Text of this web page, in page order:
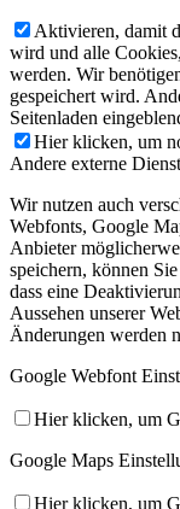
Aktivieren, damit
wird und alle
werden. Wir
gespeichert wird.
Seitenladen
Hier klicken, um
Andere externe
Wir nutzen auch
Webfonts, Google
Anbieter
speichern, können
dass eine
Aussehen unserer
Änderungen werden
Google Webfont
Hier klicken, um
Google Maps
Hier klicken, um